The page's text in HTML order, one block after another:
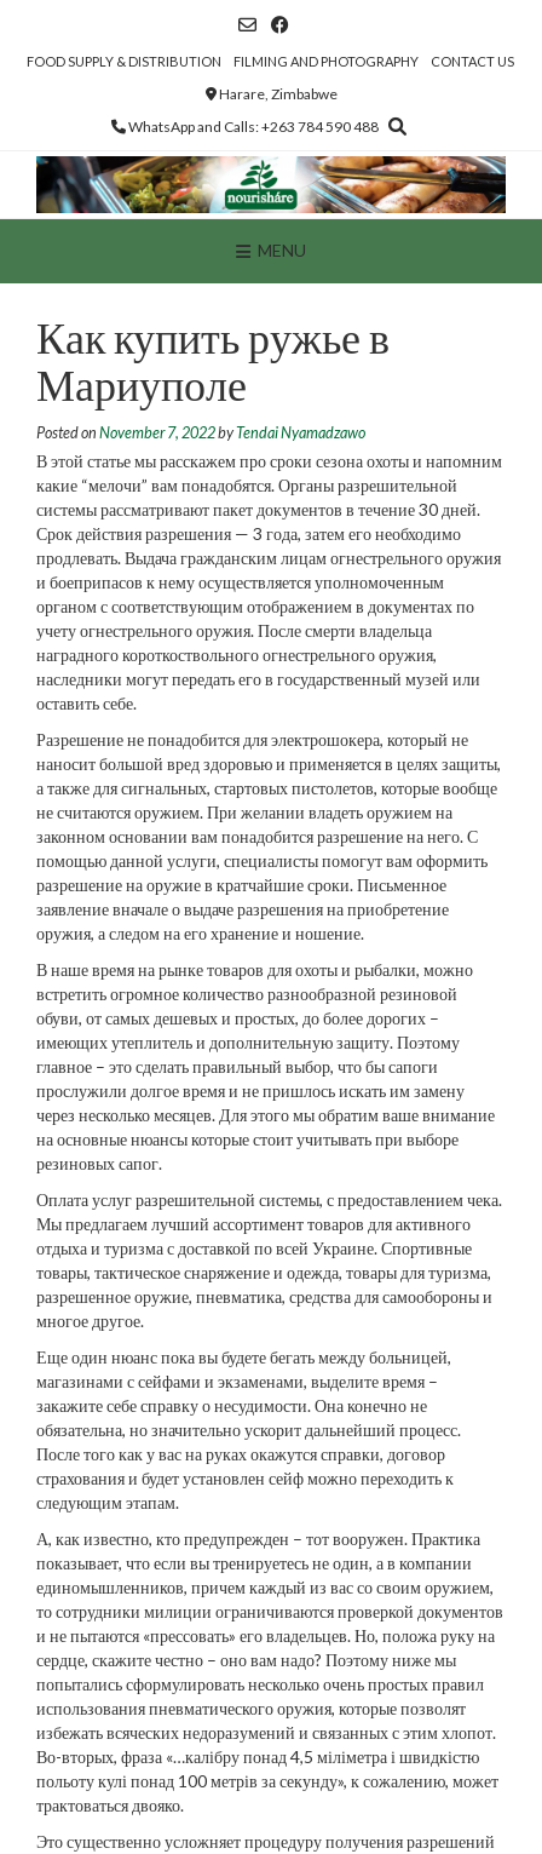
contentFOOD SUPPLY & DISTRIBUTION FILMING AND PHOTOGRAPHY CONTACT US
Harare, Zimbabwe
WhatsApp and Calls: +263 784 590 488
MENU
Как купить ружье в
Мариуполе
Posted on November 7, 2022byTendai Nyamadzawo
В этой статье мы расскажем про сроки сезона охоты и напомним
какие “мелочи” вам понадобятся. Органы разрешительной
системы рассматривают пакет документов в течение 30 дней.
Срок действия разрешения — 3 года, затем его необходимо
продлевать. Выдача гражданским лицам огнестрельного оружия
и боеприпасов к нему осуществляется уполномоченным
органом с соответствующим отображением в документах по
учету огнестрельного оружия. После смерти владельца
наградного короткоствольного огнестрельного оружия,
наследники могут передать его в государственный музей или
оставить себе.
Разрешение не понадобится для электрошокера, который не
наносит большой вред здоровью и применяется в целях защиты,
а также для сигнальных, стартовых пистолетов, которые вообще
не считаются оружием. При желании владеть оружием на
законном основании вам понадобится разрешение на него. С
помощью данной услуги, специалисты помогут вам оформить
разрешение на оружие в кратчайшие сроки. Письменное
заявление вначале о выдаче разрешения на приобретение
оружия, а следом на его хранение и ношение.
В наше время на рынке товаров для охоты и рыбалки, можно
встретить огромное количество разнообразной резиновой
обуви, от самых дешевых и простых, до более дорогих –
имеющих утеплитель и дополнительную защиту. Поэтому
главное – это сделать правильный выбор, что бы сапоги
прослужили долгое время и не пришлось искать им замену
через несколько месяцев. Для этого мы обратим ваше внимание
на основные нюансы которые стоит учитывать при выборе
резиновых сапог.
Оплата услуг разрешительной системы, с предоставлением чека.
Мы предлагаем лучший ассортимент товаров для активного
отдыха и туризма с доставкой по всей Украине. Спортивные
товары, тактическое снаряжение и одежда, товары для туризма,
разрешенное оружие, пневматика, средства для самообороны и
многое другое.
Еще один нюанс пока вы будете бегать между больницей,
магазинами с сейфами и экзаменами, выделите время –
закажите себе справку о несудимости. Она конечно не
обязательна, но значительно ускорит дальнейший процесс.
После того как у вас на руках окажутся справки, договор
страхования и будет установлен сейф можно переходить к
следующим этапам.
А, как известно, кто предупрежден – тот вооружен. Практика
показывает, что если вы тренируетесь не один, а в компании
единомышленников, причем каждый из вас со своим оружием,
то сотрудники милиции ограничиваются проверкой документов
и не пытаются «прессовать» его владельцев. Но, положа руку на
сердце, скажите честно – оно вам надо? Поэтому ниже мы
попытались сформулировать несколько очень простых правил
использования пневматического оружия, которые позволят
избежать всяческих недоразумений и связанных с этим хлопот.
Во-вторых, фраза «…калібру понад 4,5 міліметра і швидкістю
польоту кулі понад 100 метрів за секунду», к сожалению, может
трактоваться двояко.
Это существенно усложняет процедуру получения разрешений